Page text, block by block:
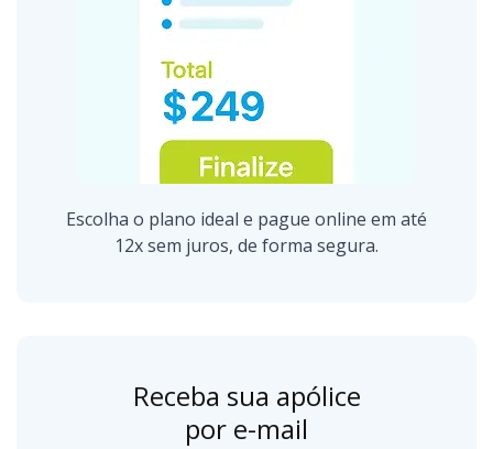
Escolha o plano ideal e pague online em até
12x sem juros, de forma segura.
Receba sua apólice
por e-mail